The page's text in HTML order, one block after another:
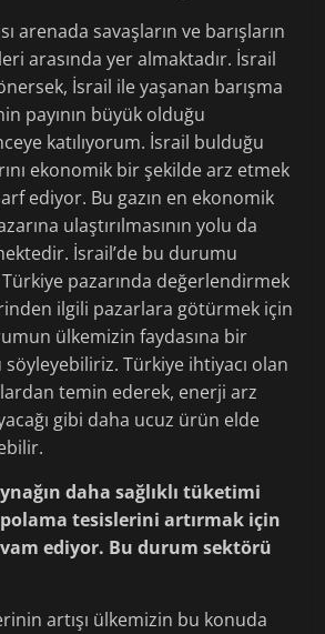
arenada savaşların ve barışların
arasında yer almaktadır. İsrail
İsrail ile yaşanan barışma
payının büyük olduğu
katılıyorum. İsrail bulduğu
ekonomik bir şekilde arz etmek
ediyor. Bu gazın en ekonomik
ulaştırılmasının yolu da
İsrail’de bu durumu
pazarında değerlendirmek
ilgili pazarlara götürmek için
ülkemizin faydasına bir
Türkiye ihtiyacı olan
temin ederek, enerji arz
gibi daha ucuz ürün elde
daha sağlıklı tüketimi
tesislerini artırmak için
ediyor. Bu durum sektörü
artışı ülkemizin bu konuda